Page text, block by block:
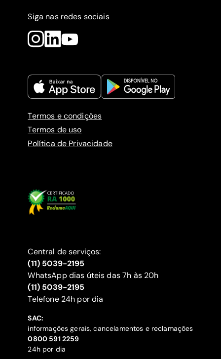
Siga nas redes sociais
Termos e condições
Termos de uso
Política de Privacidade
Central de serviços:
(11) 5039-2195
WhatsApp dias úteis das 7h às 20h
(11) 5039-2195
‍Telefone 24h por dia
SAC:
informações gerais, cancelamentos e reclamações
‍0800 591 2259
24h por dia